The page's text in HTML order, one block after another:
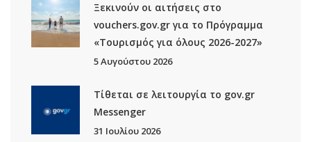
Ξεκινούν οι αιτήσεις στο
vouchers.gov.gr για το Πρόγραμμα
«Τουρισμός για όλους 2026-2027»
5 Αυγούστου 2026
Τίθεται σε λειτουργία το gov.gr
Μessenger
31 Ιουλίου 2026